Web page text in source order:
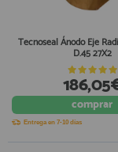
Tecnoseal Ánodo Eje
D.45 27X2
comprar
Entrega en 7-10 días